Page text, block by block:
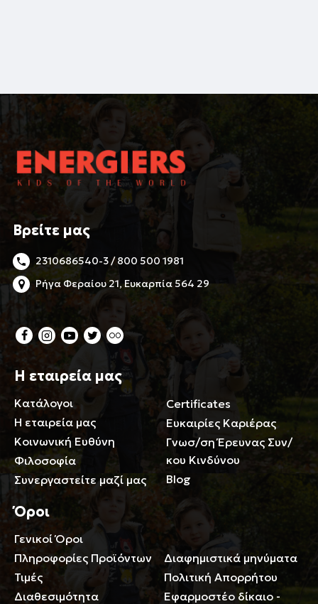
Βρείτε μας
2310686540-3 / 800 500 1981
Ρήγα Φεραίου 21, Ευκαρπία 564 29
Η εταιρεία μας
Κατάλογοι
Η εταιρεία μας
Κοινωνική Ευθύνη
Φιλοσοφία
Συνεργαστείτε μαζί μας
Certificates
Ευκαιρίες Καριέρας
Γνωσ/ση Έρευνας Συν/
κου Κινδύνου
Blog
Όροι
Γενικοί Όροι
Πληροφορίες Προϊόντων
Τιμές
Διαθεσιμότητα
Περιορισμοί ευθύνης
Διαφημιστικά μηνύματα
Πολιτική Απορρήτου
Εφαρμοστέο δίκαιο -